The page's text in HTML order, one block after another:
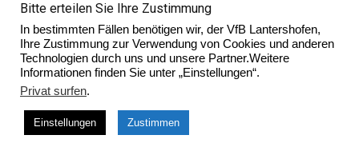
60 Jahre VfB Lantershofen
Ehrenmitglieder
Impressum
© Copyright 2017
Bitte erteilen Sie Ihre Zustimmung
In bestimmten Fällen benötigen wir, der VfB Lantershofen,
Ihre Zustimmung zur Verwendung von Cookies und anderen
Technologien durch uns und unsere Partner.Weitere
Informationen finden Sie unter „Einstellungen“.
Privat surfen.
Einstellungen Zustimmen